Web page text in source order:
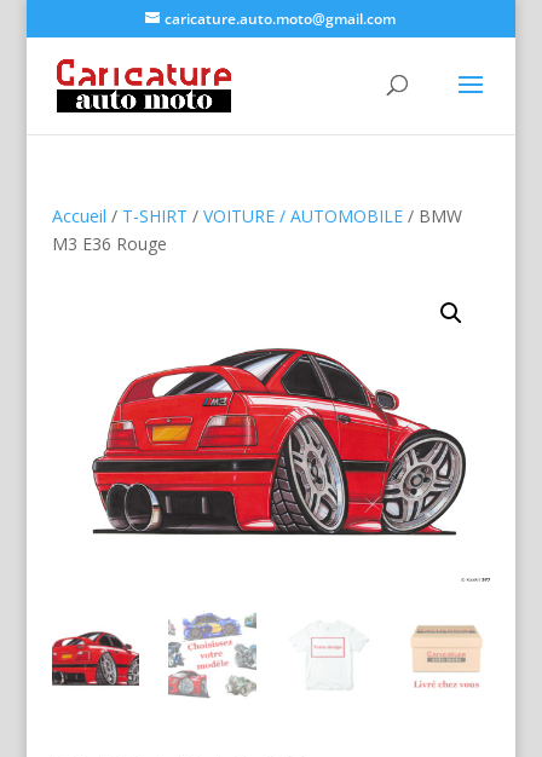
caricature.auto.moto@gmail.com
Accueil / T-SHIRT / VOITURE / AUTOMOBILE/ BMW
M3 E36 Rouge